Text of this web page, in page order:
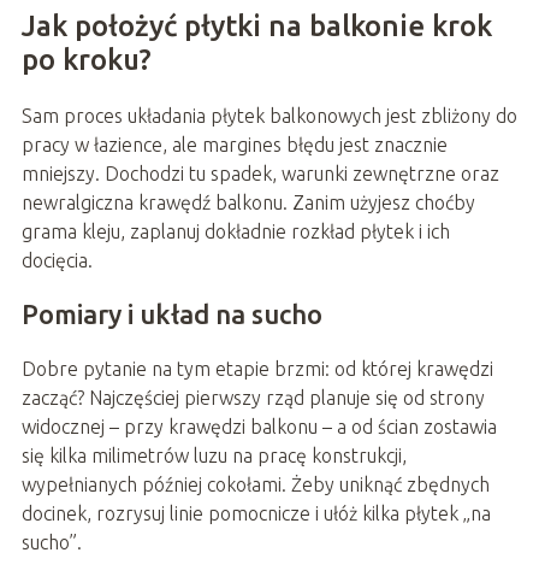
Jak położyć płytki na balkonie krok
po kroku?
Sam proces układania płytek balkonowych jest zbliżony do
pracy w łazience, ale margines błędu jest znacznie
mniejszy. Dochodzi tu spadek, warunki zewnętrzne oraz
newralgiczna krawędź balkonu. Zanim użyjesz choćby
grama kleju, zaplanuj dokładnie rozkład płytek i ich
docięcia.
Pomiary i układ na sucho
Dobre pytanie na tym etapie brzmi: od której krawędzi
zacząć? Najczęściej pierwszy rząd planuje się od strony
widocznej – przy krawędzi balkonu – a od ścian zostawia
się kilka milimetrów luzu na pracę konstrukcji,
wypełnianych później cokołami. Żeby uniknąć zbędnych
docinek, rozrysuj linie pomocnicze i ułóż kilka płytek „na
sucho”.